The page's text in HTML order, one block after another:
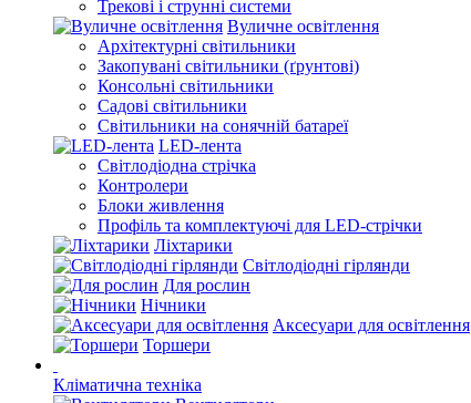
Трекові і струнні системи
Вуличне освітлення
Архітектурні світильники
Закопувані світильники (ґрунтові)
Консольні світильники
Садові світильники
Світильники на сонячній батареї
LED-лента
Світлодіодна стрічка
Контролери
Блоки живлення
Профіль та комплектуючі для LED-стрічки
Ліхтарики
Світлодіодні гірлянди
Для рослин
Нічники
Аксесуари для освітлення
Торшери
Кліматична техніка